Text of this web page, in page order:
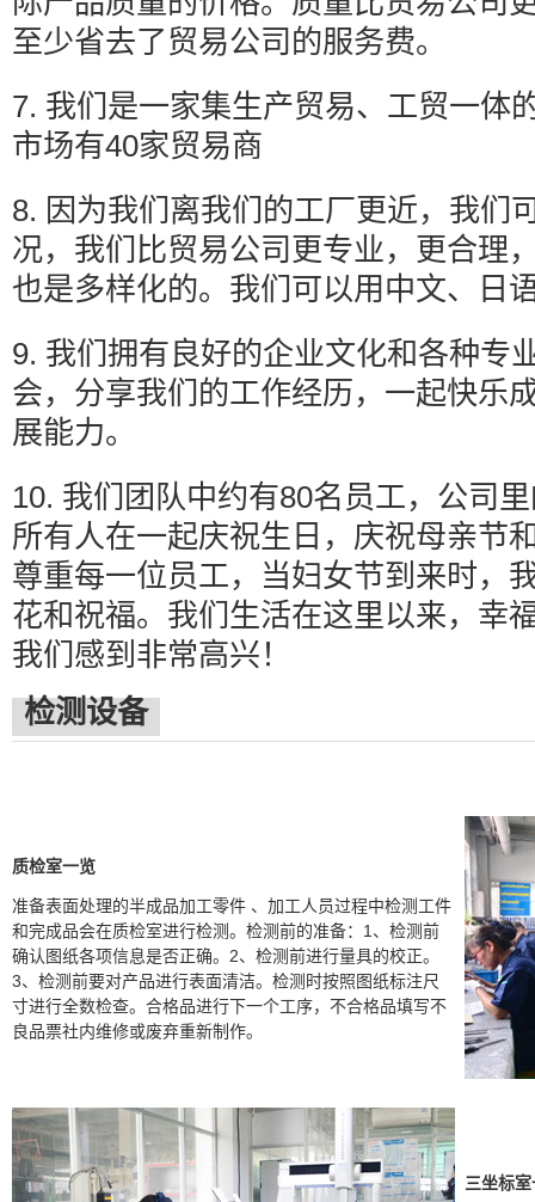
至少省去了贸易公司的服务费。
7. 我们是一家集生产贸易、工贸一体
市场有40家贸易商
8. 因为我们离我们的工厂更近，我们
况，我们比贸易公司更专业，更合理
也是多样化的。我们可以用中文、日
9. 我们拥有良好的企业文化和各种专
会，分享我们的工作经历，一起快乐
展能力。
10. 我们团队中约有80名员工，公司
所有人在一起庆祝生日，庆祝母亲节
尊重每一位员工，当妇女节到来时，
花和祝福。我们生活在这里以来，幸
我们感到非常高兴！
检测设备
质检室一览
准备表面处理的半成品加工零件 、加工人员过程中检测工件
和完成品会在质检室进行检测。检测前的准备：1、检测前
确认图纸各项信息是否正确。2、检测前进行量具的校正。
3、检测前要对产品进行表面清洁。检测时按照图纸标注尺
寸进行全数检查。合格品进行下一个工序，不合格品填写不
良品票社内维修或废弃重新制作。
三坐标